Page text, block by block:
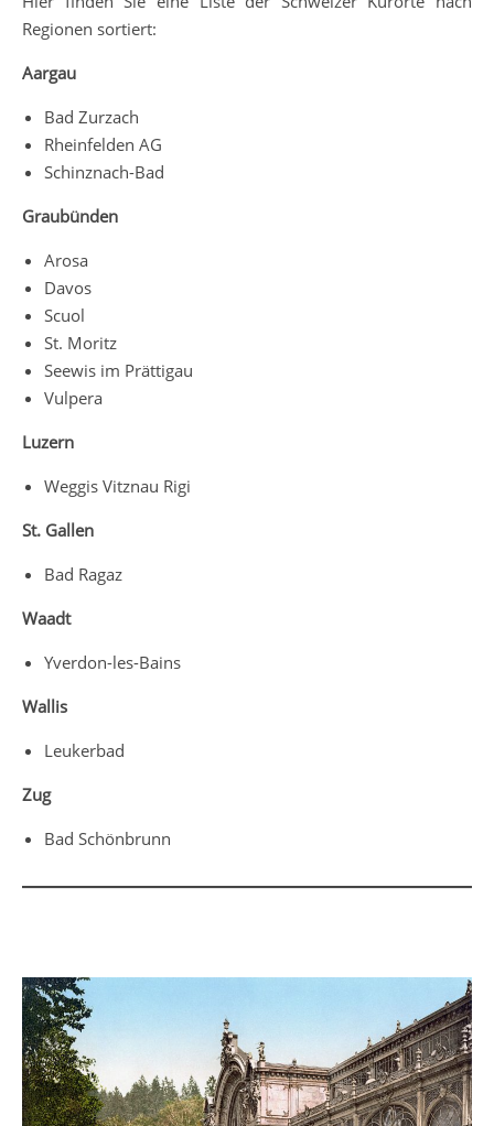
Regionen sortiert:
Aargau
Bad Zurzach
Rheinfelden AG
Schinznach-Bad
Graubünden
Arosa
Davos
Scuol
St. Moritz
Seewis im Prättigau
Vulpera
Luzern
Weggis Vitznau Rigi
St. Gallen
Bad Ragaz
Waadt
Yverdon-les-Bains
Wallis
Leukerbad
Zug
Bad Schönbrunn